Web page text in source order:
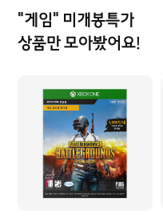
"게임" 미개봉특가
상품만 모아봤어요!